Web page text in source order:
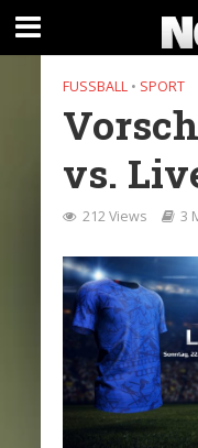
FUSSBALL • SPORT
vs.
212 Views 3